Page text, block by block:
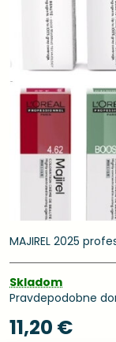
MAJIREL 2025
Skladom
Pravdepodobne
11,20 €